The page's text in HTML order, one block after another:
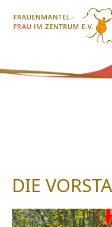
Inhalt
DIE